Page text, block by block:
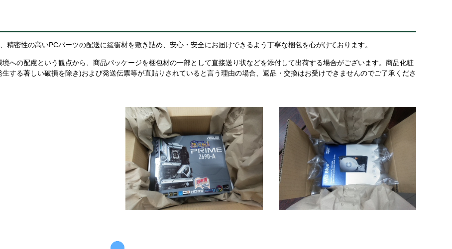
精密性の高いPCパーツの配送に緩衝材を敷き詰め、安心・安全にお届けできるよう丁寧な梱包を心がけております。
への配慮という観点から、商品パッケージを梱包材の一部として直接送り状などを添付して出荷する場合がございます。商品化粧
する著しい破損を除き)および発送伝票等が直貼りされていると言う理由の場合、返品・交換はお受けできませんのでご了承くださ